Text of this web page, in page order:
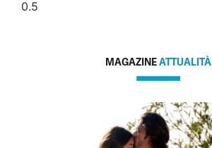
MAGAZINEATTUALITÀ